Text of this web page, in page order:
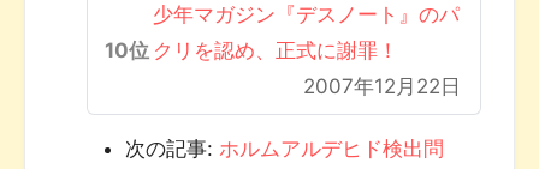
少年マガジン『デスノート』のパ
クリを認め、正式に謝罪！
2007年12月22日
次の記事: ホルムアルデヒド検出問